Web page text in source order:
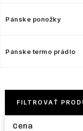
Pánske ponožky
Pánske termo prádlo
FILTROVAŤ
Cena